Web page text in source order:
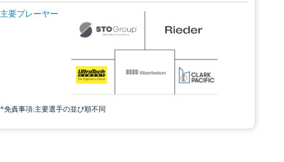
主要プレーヤー
*免責事項:主要選手の並び順不同
画像 © Mordor Intelligence。再利用にはCC BY 4.0の表示が必要です。